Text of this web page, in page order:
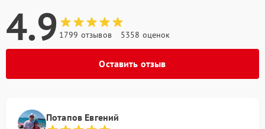
4.9 1799 отзывов 5358 оценок
Оставить отзыв
Потапов Евгений